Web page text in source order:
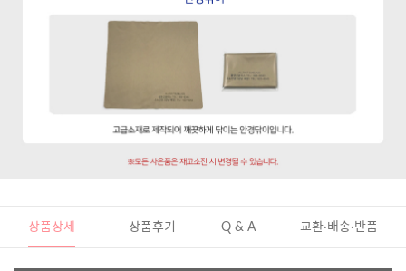
상품상세 상품후기 Q & A 교환·배송·반품